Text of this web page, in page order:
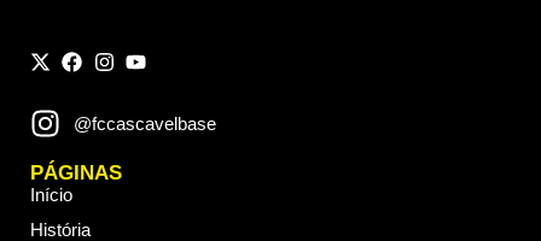
@fccascavelbase
PÁGINAS
Início
História